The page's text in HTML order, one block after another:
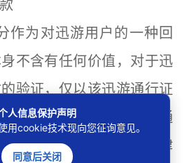
为对迅游用户的一种回
不含有任何价值，对于迅
验证，仅以该迅游通行证
此请妥善保管您的迅游通
码丢失所产生的一切法律
人信息保护声明
用cookie技术现向您征询意见。
同意后关闭